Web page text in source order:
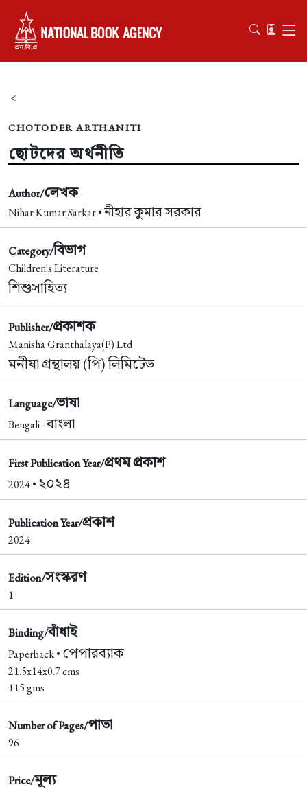
<
CHOTODER ARTHANITI
ছোটদের অর্থনীতি
Author/লেখক
Nihar Kumar Sarkar •নীহার কুমার সরকার
Category/বিভাগ
Children's Literature
শিশুসাহিত্য
Publisher/প্রকাশক
Manisha Granthalaya(P) Ltd
মনীষা গ্রন্থালয় (পি) লিমিটেড
Language/ভাষা
Bengali -বাংলা
First Publication Year/প্রথম প্রকাশ
2024 • ২০২৪
Publication Year/প্রকাশ
2024
Edition/সংস্করণ
1
Binding/বাঁধাই
Paperback • পেপারব্যাক
21.5x14x0.7 cms
115 gms
Number of Pages/পাতা
96
Price/মূল্য